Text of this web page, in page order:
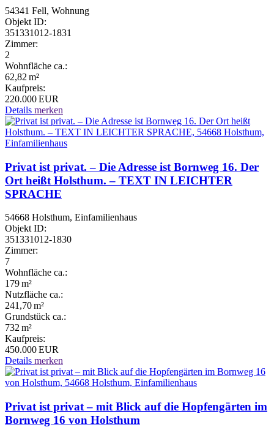
54341 Fell, Wohnung
Objekt ID:
351331012-1831
Zimmer:
2
Wohnfläche ca.:
62,82 m²
Kaufpreis:
220.000 EUR
Details merken
Privat ist privat. – Die Adresse ist Bornweg 16. Der
Ort heißt Holsthum. – TEXT IN LEICHTER
SPRACHE
54668 Holsthum, Einfamilienhaus
Objekt ID:
351331012-1830
Zimmer:
7
Wohnfläche ca.:
179 m²
Nutzfläche ca.:
241,70 m²
Grund­stück ca.:
732 m²
Kaufpreis:
450.000 EUR
Details merken
Privat ist privat – mit Blick auf die Hopfengärten im
Bornweg 16 von Holsthum